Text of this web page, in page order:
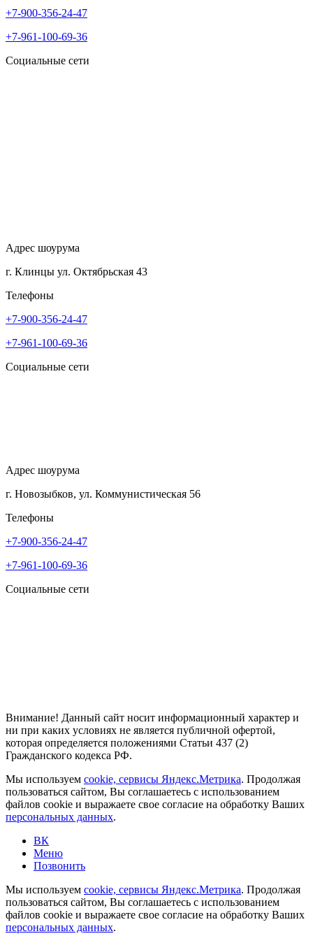
+7-900-356-24-47
+7-961-100-69-36
Социальные сети
Адрес шоурума
г. Клинцы ул. Октябрьская 43
Телефоны
+7-900-356-24-47
+7-961-100-69-36
Социальные сети
Адрес шоурума
г. Новозыбков, ул. Коммунистическая 56
Телефоны
+7-900-356-24-47
+7-961-100-69-36
Социальные сети
Внимание! Данный сайт носит информационный характер и
ни при каких условиях не является публичной офертой,
которая определяется положениями Статьи 437 (2)
Гражданского кодекса РФ.
Мы используем cookie, сервисы Яндекс.Метрика. Продолжая
пользоваться сайтом, Вы соглашаетесь с использованием
файлов cookie и выражаете свое согласие на обработку Ваших
персональных данных.
ВК
Меню
Позвонить
Мы используем cookie, сервисы Яндекс.Метрика. Продолжая
пользоваться сайтом, Вы соглашаетесь с использованием
файлов cookie и выражаете свое согласие на обработку Ваших
персональных данных.